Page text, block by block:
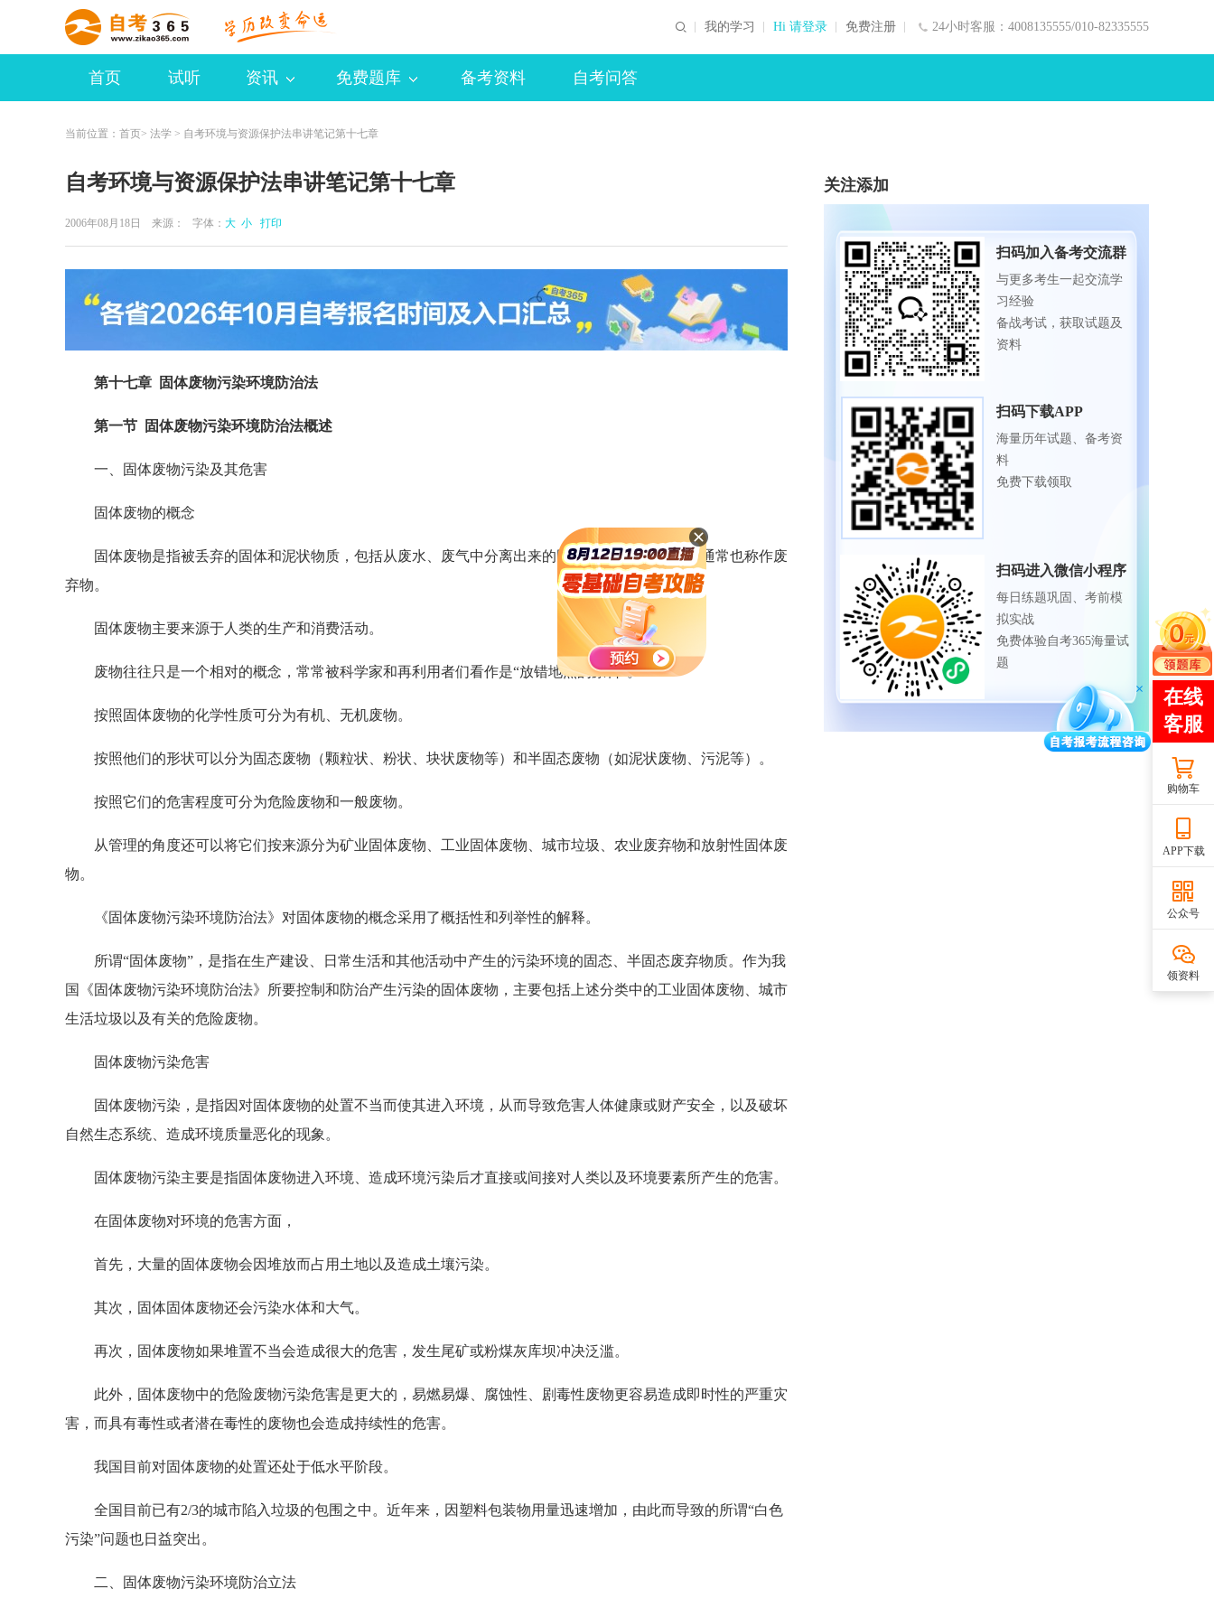
24小时客服：4008135555/010-82335555
我的学习 Hi 请登录 免费注册
首页 试听 资讯 免费题库 备考资料 自考问答
当前位置： 首页> 法学 > 自考环境与资源保护法串讲笔记第十七章
自考环境与资源保护法串讲笔记第十七章
2006年08月18日 来源： 字体： 大 小 打印
第十七章 固体废物污染环境防治法
第一节 固体废物污染环境防治法概述
一、固体废物污染及其危害
固体废物的概念
固体废物是指被丢弃的固体和泥状物质，包括从废水、废气中分离出来的固体颗粒，简称废物，通常也称作废
弃物。
固体废物主要来源于人类的生产和消费活动。
废物往往只是一个相对的概念，常常被科学家和再利用者们看作是“放错地点的原料”。
按照固体废物的化学性质可分为有机、无机废物。
按照他们的形状可以分为固态废物（颗粒状、粉状、块状废物等）和半固态废物（如泥状废物、污泥等）。
按照它们的危害程度可分为危险废物和一般废物。
从管理的角度还可以将它们按来源分为矿业固体废物、工业固体废物、城市垃圾、农业废弃物和放射性固体废
物。
《固体废物污染环境防治法》对固体废物的概念采用了概括性和列举性的解释。
所谓“固体废物”，是指在生产建设、日常生活和其他活动中产生的污染环境的固态、半固态废弃物质。作为我
国《固体废物污染环境防治法》所要控制和防治产生污染的固体废物，主要包括上述分类中的工业固体废物、城市
生活垃圾以及有关的危险废物。
固体废物污染危害
固体废物污染，是指因对固体废物的处置不当而使其进入环境，从而导致危害人体健康或财产安全，以及破坏
自然生态系统、造成环境质量恶化的现象。
固体废物污染主要是指固体废物进入环境、造成环境污染后才直接或间接对人类以及环境要素所产生的危害。
在固体废物对环境的危害方面，
首先，大量的固体废物会因堆放而占用土地以及造成土壤污染。
其次，固体固体废物还会污染水体和大气。
再次，固体废物如果堆置不当会造成很大的危害，发生尾矿或粉煤灰库坝冲决泛滥。
此外，固体废物中的危险废物污染危害是更大的，易燃易爆、腐蚀性、剧毒性废物更容易造成即时性的严重灾
害，而具有毒性或者潜在毒性的废物也会造成持续性的危害。
我国目前对固体废物的处置还处于低水平阶段。
全国目前已有2/3的城市陷入垃圾的包围之中。近年来，因塑料包装物用量迅速增加，由此而导致的所谓“白色
污染”问题也日益突出。
二、固体废物污染环境防治立法
关注添加
扫码加入备考交流群
与更多考生一起交流学
习经验
备战考试，获取试题及
资料
扫码下载APP
海量历年试题、备考资
料
免费下载领取
扫码进入微信小程序
每日练题巩固、考前模
拟实战
免费体验自考365海量试
题
购物车
APP下载
公众号
领资料